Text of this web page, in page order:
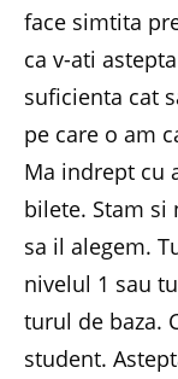
face simtita
ca v-ati
suficienta cat
pe care o am
Ma indrept cu
bilete. Stam si
sa il alegem.
nivelul 1 sau
turul de baza.
student.